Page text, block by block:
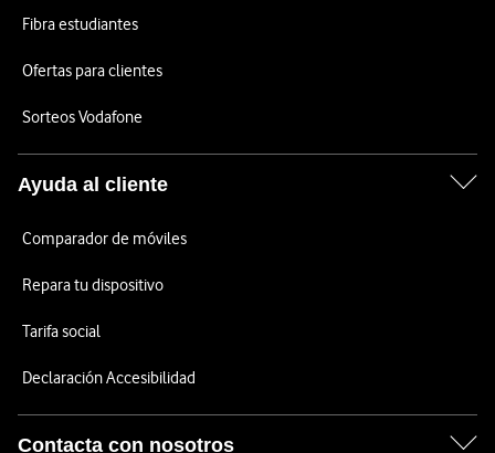
Fibra estudiantes
Ofertas para clientes
Sorteos Vodafone
Ayuda al cliente
Comparador de móviles
Repara tu dispositivo
Tarifa social
Declaración Accesibilidad
Contacta con nosotros